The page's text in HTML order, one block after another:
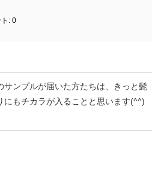
: 0
サンプルが届いた方たちは、きっと髭
にもチカラが入ることと思います(^^)